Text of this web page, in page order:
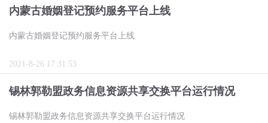
内蒙古婚姻登记预约服务平台上线
内蒙古婚姻登记预约服务平台上线
2021-8-26 17:31:53
锡林郭勒盟政务信息资源共享交换平台运行情况
锡林郭勒盟政务信息资源共享交换平台运行情况